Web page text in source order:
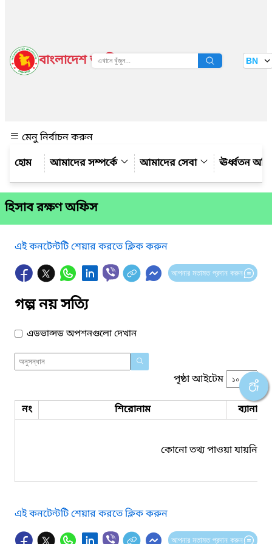
বাংলাদেশ জাতীয় তথ্য বাতায়ন BN
মেনু নির্বাচন করুন
আমাদের সম্পর্কে
আমাদের সেবা ঊর্ধ্বতন
হিসাব রক্ষণ অফিস
এই কনটেন্টটি শেয়ার করতে ক্লিক করুন
আপনার মতামত প্রদান করুন
গল্প নয় সত্যি
এডভান্সড অপশনগুলো দেখান
পৃষ্ঠা আইটেম
নং শিরোনাম ব্যানার
কোনো তথ্য পাওয়া যায়নি।
এই কনটেন্টটি শেয়ার করতে ক্লিক করুন
আপনার মতামত প্রদান করুন